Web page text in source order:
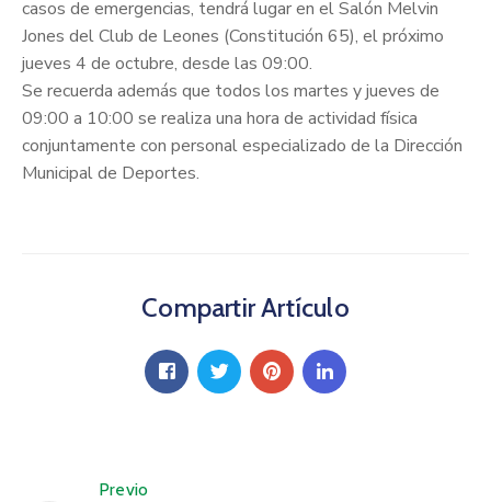
casos de emergencias, tendrá lugar en el Salón Melvin
Jones del Club de Leones (Constitución 65), el próximo
jueves 4 de octubre, desde las 09:00.
Se recuerda además que todos los martes y jueves de
09:00 a 10:00 se realiza una hora de actividad física
conjuntamente con personal especializado de la Dirección
Municipal de Deportes.
Compartir Artículo
Previo